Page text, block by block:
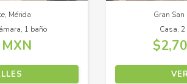
Montecristo,
Casa, 3 recámaras, 4
$10,950,000
VER DETALLES